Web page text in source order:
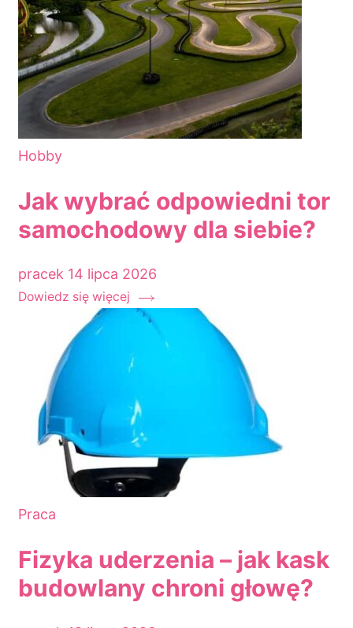
Hobby
Jak wybrać odpowiedni tor
samochodowy dla siebie?
pracek 14 lipca 2026
Dowiedz się więcej
Praca
Fizyka uderzenia – jak kask
budowlany chroni głowę?